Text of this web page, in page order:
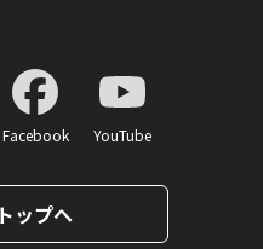
Facebook YouTube
ップへ